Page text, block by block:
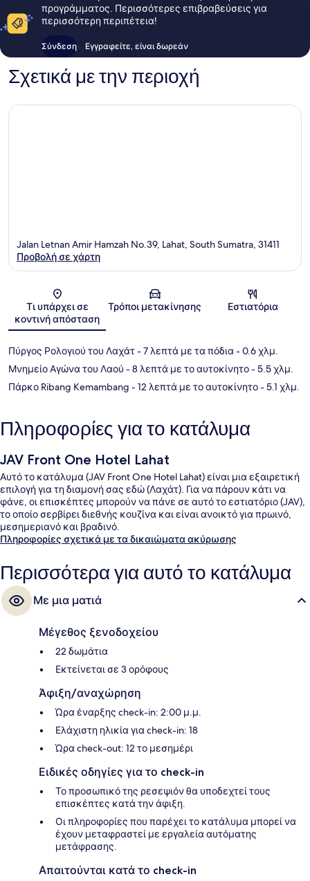
προγράμματος. Περισσότερες επιβραβεύσεις για
περισσότερη περιπέτεια!
Σύνδεση Εγγραφείτε, είναι δωρεάν
Σχετικά με την περιοχή
Χάρτης
Jalan Letnan Amir Hamzah No.39, Lahat, South Sumatra, 31411
Προβολή σε χάρτη
Τι υπάρχει σε
κοντινή απόσταση
Τρόποι μετακίνησης Εστιατόρια
Πύργος Ρολογιού του Λαχάτ- 7 λεπτά με τα πόδια- 0.6 χλμ.
Μνημείο Αγώνα του Λαού - 8 λεπτά με το αυτοκίνητο- 5.5 χλμ.
Πάρκο Ribang Kemambang - 12 λεπτά με το αυτοκίνητο- 5.1 χλμ.
Πληροφορίες για το κατάλυμα
JAV Front One Hotel Lahat
Αυτό το κατάλυμα (JAV Front One Hotel Lahat) είναι μια εξαιρετική
επιλογή για τη διαμονή σας εδώ (Λαχάτ). Για να πάρουν κάτι να
φάνε, οι επισκέπτες μπορούν να πάνε σε αυτό το εστιατόριο (JAV),
το οποίο σερβίρει διεθνής κουζίνα και είναι ανοικτό για πρωινό,
μεσημεριανό και βραδινό.
Πληροφορίες σχετικά με τα δικαιώματα ακύρωσης
Περισσότερα για αυτό το κατάλυμα
Με μια ματιά
Μέγεθος ξενοδοχείου
22 δωμάτια
Εκτείνεται σε 3 ορόφους
Άφιξη/αναχώρηση
Ώρα έναρξης check-in: 2:00 μ.μ.
Ελάχιστη ηλικία για check-in: 18
Ώρα check-out: 12 το μεσημέρι
Ειδικές οδηγίες για το check-in
Το προσωπικό της ρεσεψιόν θα υποδεχτεί τους
επισκέπτες κατά την άφιξη.
Οι πληροφορίες που παρέχει το κατάλυμα μπορεί να
έχουν μεταφραστεί με εργαλεία αυτόματης
μετάφρασης.
Απαιτούνται κατά το check-in